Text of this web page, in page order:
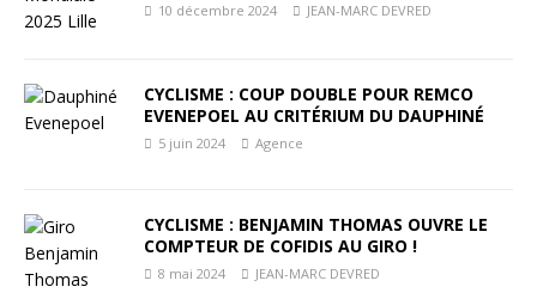
10 décembre 2024 JEAN-MARC DEVRED
CYCLISME : COUP DOUBLE POUR REMCO
EVENEPOEL AU CRITÉRIUM DU DAUPHINÉ
5 juin 2024 Agence
CYCLISME : BENJAMIN THOMAS OUVRE LE
COMPTEUR DE COFIDIS AU GIRO !
8 mai 2024 JEAN-MARC DEVRED